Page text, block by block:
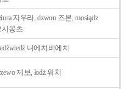
지우라, dzwon 즈본, mosiądz
시옹츠
니에치비에치
제보, łodż 워치